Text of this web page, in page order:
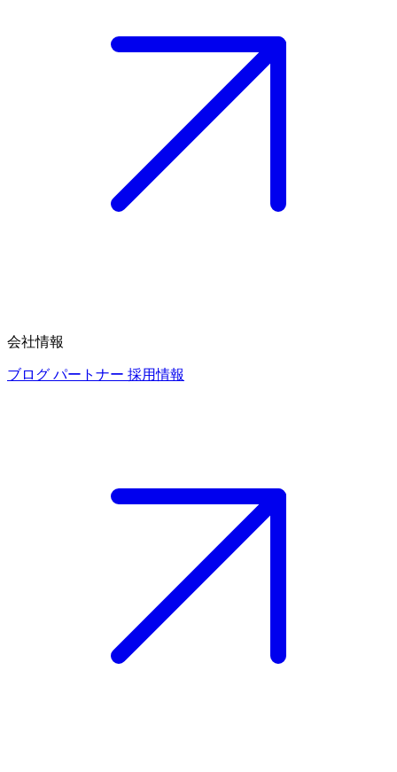
会社情報
ブログ パートナー 採用情報